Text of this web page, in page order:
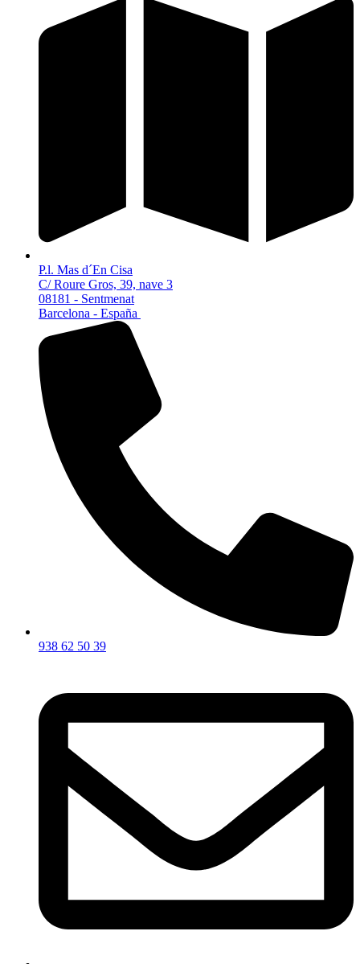
P.l. Mas d´En Cisa
C/ Roure Gros, 39, nave 3
08181 - Sentmenat
Barcelona - España
938 62 50 39